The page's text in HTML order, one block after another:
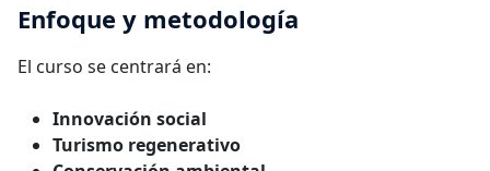
Enfoque y metodología
El curso se centrará en:
Innovación social
Turismo regenerativo